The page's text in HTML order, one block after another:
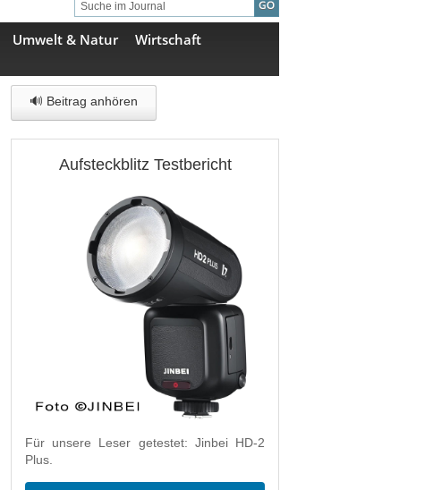
Umwelt & Natur
Wirtschaft
🔊 Beitrag anhören
Aufsteckblitz Testbericht
Für unsere Leser getestet: Jinbei HD-2
Plus.